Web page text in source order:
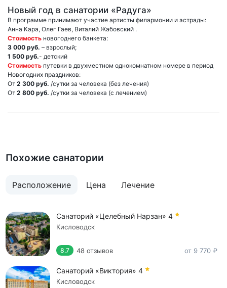
Новый год в санатории «Радуга»
В программе принимают участие артисты филармонии и эстрады:
Анна Кара, Олег Гаев, Виталий Жабовский .
Стоимость новогоднего банкета:
3 000 руб. – взрослый;
1 500 руб.- детский
Стоимость путевки в двухместном однокомнатном номере в период
Новогодних праздников:
От 2 300 руб. /сутки за человека (без лечения)
От 2 800 руб. /сутки за человека (с лечением)
Похожие санатории
Расположение Цена Лечение
Санаторий «Целебный Нарзан» 4
Кисловодск
8.7 48 отзывов от 9 770 ₽
Санаторий «Виктория» 4
Кисловодск